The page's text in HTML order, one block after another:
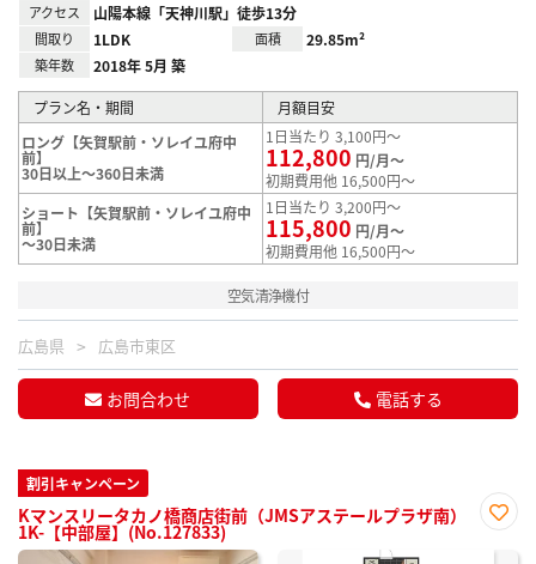
アクセス 山陽本線「天神川駅」徒歩13分
間取り 1LDK 面積 29.85m²
築年数 2018年 5月 築
プラン名・期間
月額目安
ロング【矢賀駅前・ソレイユ府中
前】
30日以上～360日未満
1日当たり 3,100円～
112,800 円/月～
初期費用他 16,500円～
ショート【矢賀駅前・ソレイユ府中
前】
～30日未満
1日当たり 3,200円～
115,800 円/月～
初期費用他 16,500円～
空気清浄機付
広島県 広島市東区
お問合わせ 電話する
割引キャンペーン
Kマンスリータカノ橋商店街前（JMSアステールプラザ南）
1K-【中部屋】(No.127833)
に入